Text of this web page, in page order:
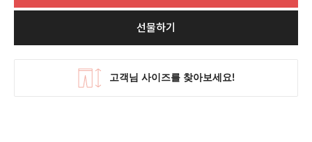
선물하기